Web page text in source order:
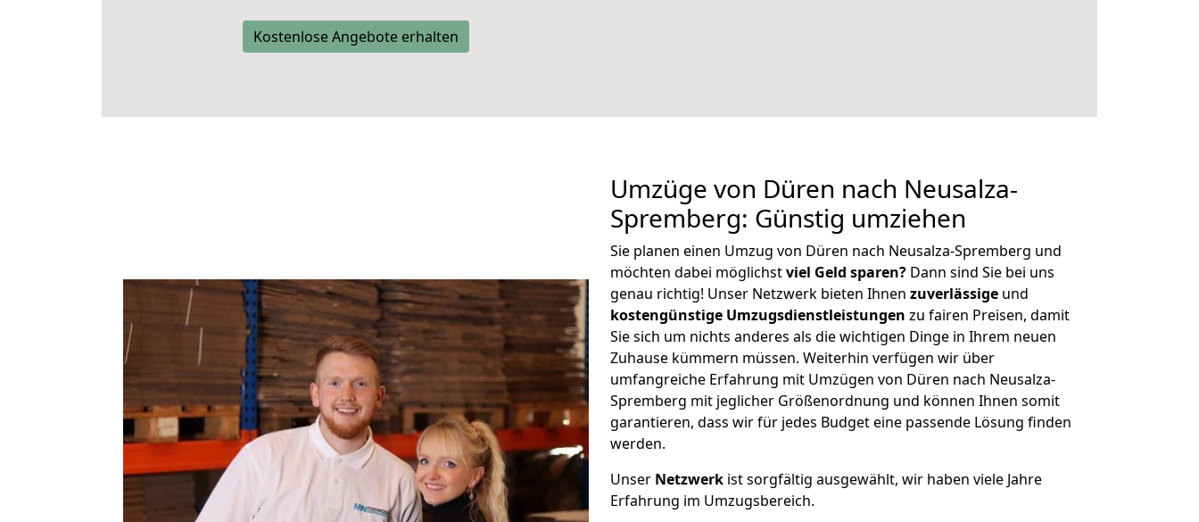
Kostenlose Angebote erhalten
Umzüge von Düren nach Neusalza-
Spremberg: Günstig umziehen
Sie planen einen Umzug von Düren nach Neusalza-Spremberg und
möchten dabei möglichstviel Geld sparen? Dann sind Sie bei uns
genau richtig! Unser Netzwerk bieten Ihnen zuverlässige und
kostengünstige Umzugsdienstleistungen zu fairen Preisen, damit
Sie sich um nichts anderes als die wichtigen Dinge in Ihrem neuen
Zuhause kümmern müssen. Weiterhin verfügen wir über
umfangreiche Erfahrung mit Umzügen von Düren nach Neusalza-
Spremberg mit jeglicher Größenordnung und können Ihnen somit
garantieren, dass wir für jedes Budget eine passende Lösung finden
werden.
Unser Netzwerk ist sorgfältig ausgewählt, wir haben viele Jahre
Erfahrung im Umzugsbereich.